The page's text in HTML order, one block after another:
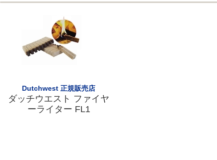
Dutchwest 正規販売店
ダッチウエスト ファイヤ
ーライター FL1